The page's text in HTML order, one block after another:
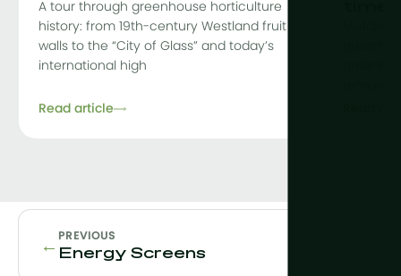
A tour through greenhouse horticulture
history: from 19th-century Westland fruit
walls to the “City of Glass” and today’s
international high
Read article
←
PREVIOUS
Energy Screens